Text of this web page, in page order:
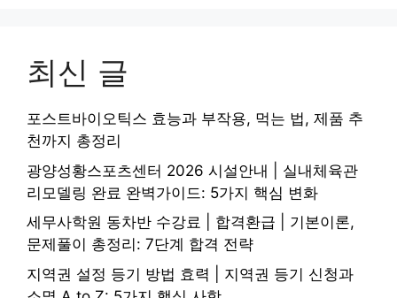
최신 글
포스트바이오틱스 효능과 부작용, 먹는 법, 제품 추
천까지 총정리
광양성황스포츠센터 2026 시설안내 | 실내체육관
리모델링 완료 완벽가이드: 5가지 핵심 변화
세무사학원 동차반 수강료 | 합격환급 | 기본이론,
문제풀이 총정리: 7단계 합격 전략
지역권 설정 등기 방법 효력 | 지역권 등기 신청과